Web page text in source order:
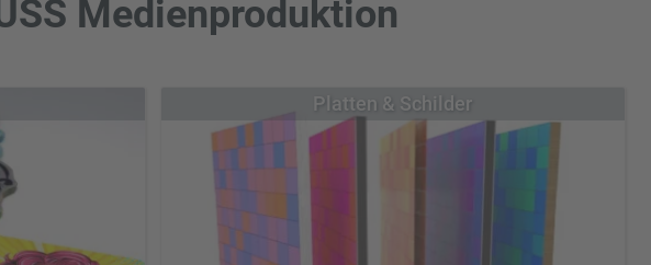
Medienproduktion
Platten & Schilder